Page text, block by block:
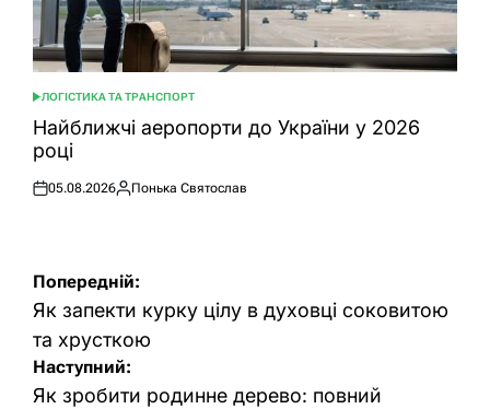
ОПУБЛІКУВАТИ
У
ЛОГІСТИКА ТА ТРАНСПОРТ
Найближчі аеропорти до України у 2026
році
Оприлюднено
05.08.2026
Опубліковано
Понька Святослав
Навігація
записів
Попередній:
Як запекти курку цілу в духовці соковитою
та хрусткою
Наступний:
Як зробити родинне дерево: повний